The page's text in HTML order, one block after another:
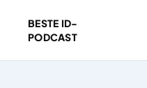
BESTE ID-
PODCAST